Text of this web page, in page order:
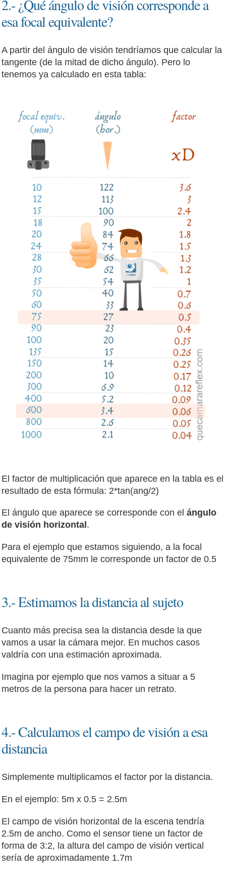
2.- ¿Qué ángulo de visión corresponde a
esa focal equivalente?
A partir del ángulo de visión tendríamos que calcular la
tangente (de la mitad de dicho ángulo). Pero lo
tenemos ya calculado en esta tabla:
El factor de multiplicación que aparece en la tabla es el
resultado de esta fórmula: 2*tan(ang/2)
El ángulo que aparece se corresponde con elángulo
de visión horizontal .
Para el ejemplo que estamos siguiendo, a la focal
equivalente de 75mm le corresponde un factor de 0.5
3.- Estimamos la distancia al sujeto
Cuanto más precisa sea la distancia desde la que
vamos a usar la cámara mejor. En muchos casos
valdría con una estimación aproximada.
Imagina por ejemplo que nos vamos a situar a 5
metros de la persona para hacer un retrato.
4.- Calculamos el campo de visión a esa
distancia
Simplemente multiplicamos el factor por la distancia.
En el ejemplo: 5m x 0.5 = 2.5m
El campo de visión horizontal de la escena tendría
2.5m de ancho. Como el sensor tiene un factor de
forma de 3:2, la altura del campo de visión vertical
sería de aproximadamente 1.7m